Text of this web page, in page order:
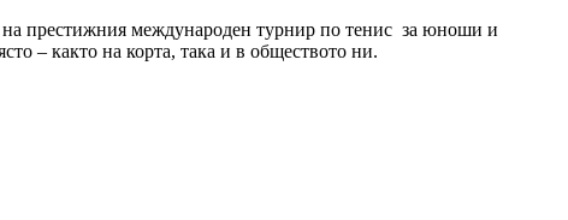
на престижния международен турнир по тенис за юноши и
– както на корта, така и в обществото ни.